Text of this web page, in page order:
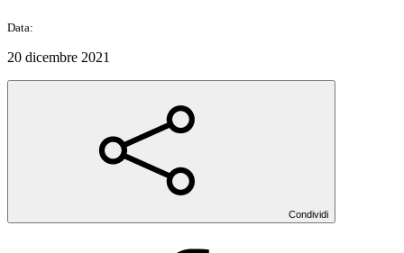
Data:
20 dicembre 2021
Condividi